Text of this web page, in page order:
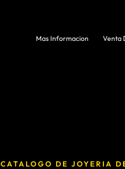
Mas Informacion Venta
CATALOGO DE JOYERIA